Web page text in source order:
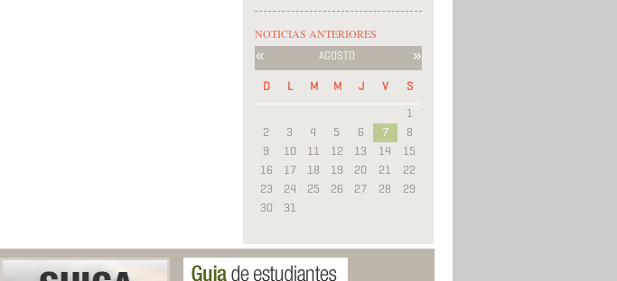
NOTICIAS ANTERIORES
« AGOSTO »
D L M M J V
S
1
2
3 4 5 6 7
8
9
10 11 12 13 14
15
16
17 18 19 20 21
22
23
24 25 26 27 28
29
30
31